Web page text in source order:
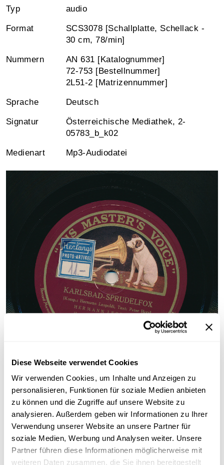
Diese Webseite verwendet Cookies
Wir verwenden Cookies, um Inhalte und Anzeigen zu
personalisieren, Funktionen für soziale Medien anbieten
zu können und die Zugriffe auf unsere Website zu
analysieren. Außerdem geben wir Informationen zu Ihrer
Verwendung unserer Website an unsere Partner für
soziale Medien, Werbung und Analysen weiter. Unsere
Partner führen diese Informationen möglicherweise mit
weiteren Daten zusammen, die Sie ihnen bereitgestellt
Typ audio
Format
SCS3078 [Schallplatte, Schellack -
30 cm, 78/min]
Nummern
AN 631 [Katalognummer]
72-753 [Bestellnummer]
2L51-2 [Matrizennummer]
Sprache Deutsch
Signatur
Österreichische Mediathek, 2-
05783_b_k02
Medienart Mp3-Audiodatei
Information
Sammlungsgeschichte